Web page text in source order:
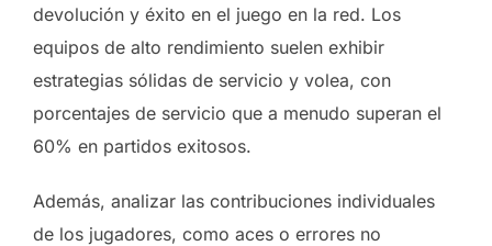
devolución y éxito en el juego en la red. Los
equipos de alto rendimiento suelen exhibir
estrategias sólidas de servicio y volea, con
porcentajes de servicio que a menudo superan el
60% en partidos exitosos.
Además, analizar las contribuciones individuales
de los jugadores, como aces o errores no